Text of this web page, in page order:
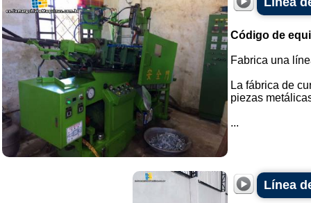
Código de
Fabrica una
La fábrica de
piezas
...
Línea